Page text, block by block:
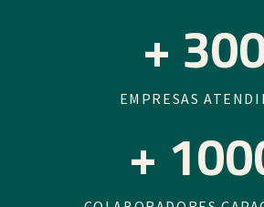
+
EMPRESAS
+